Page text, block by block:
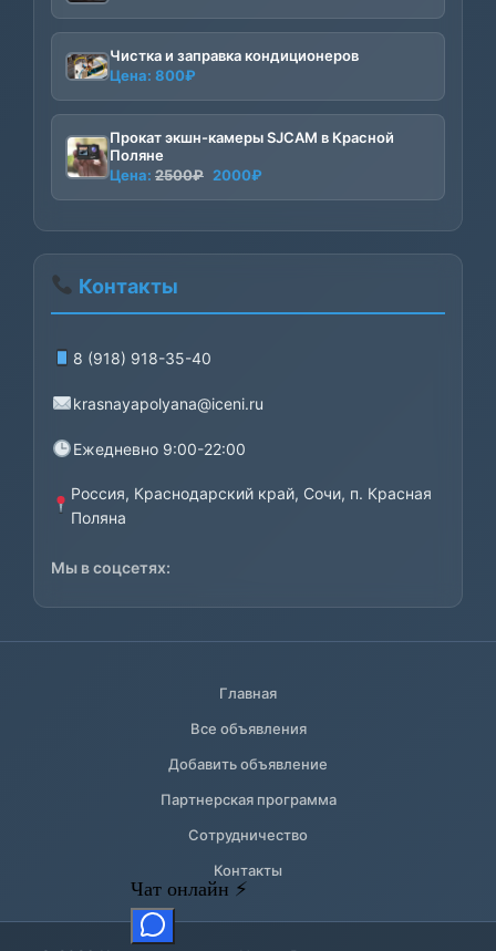
Чистка и заправка кондиционеров
Цена: 800₽
Прокат экшн-камеры SJCAM в Красной
Поляне
Цена: 2500₽ Первоначальная
2000₽
Контакты
8 (918) 918-35-40
krasnayapolyana@iceni.ru
Ежедневно 9:00-22:00
Россия, Краснодарский край, Сочи, п. Красная
Поляна
Мы в соцсетях:
Главная
Все объявления
Добавить объявление
Партнерская программа
Сотрудничество
Контакты